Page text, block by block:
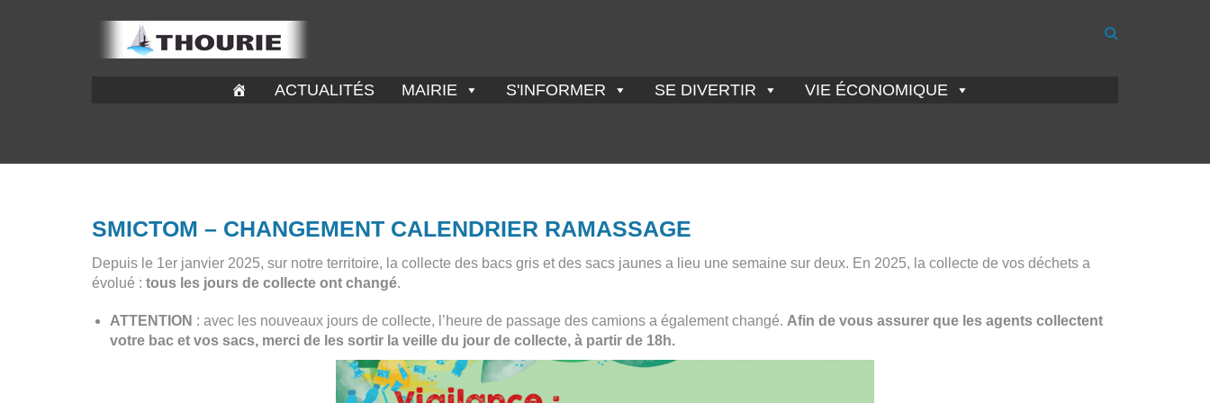
ACTUALITÉS MAIRIE S'INFORMER SE DIVERTIR VIE ÉCONOMIQUE
SMICTOM – CHANGEMENT CALENDRIER RAMASSAGE
Depuis le 1er janvier 2025, sur notre territoire, la collecte des bacs gris et des sacs jaunes a lieu une semaine sur deux. En 2025, la collecte de vos déchets a
évolué : tous les jours de collecte ont changé.
ATTENTION : avec les nouveaux jours de collecte, l’heure de passage des camions a également changé. Afin de vous assurer que les agents collectent
votre bac et vos sacs, merci de les sortir la veille du jour de collecte, à partir de 18h.